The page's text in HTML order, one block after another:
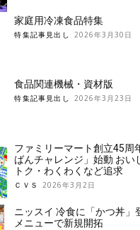
家庭用冷凍食品特集
特集記事見出し 2026年3月30日
食品関連機械・資材版
特集記事見出し 2026年3月23日
ファミリーマート創立45周
ばんチャレンジ」始動 おい
トク・わくわくなど追求
ＣＶＳ 2026年3月2日
ニッスイ 冷食に「かつ丼」
メニューで新規開拓